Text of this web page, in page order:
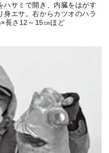
ハサミで開き、内臓をはがす
身エサ。右からカツオのハラ
長さ12～15㎝ほど